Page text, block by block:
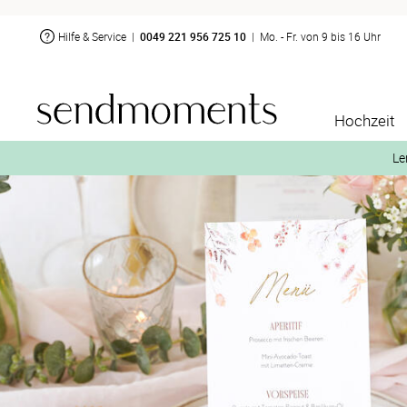
Hilfe & Service | 0049 221 956 725 10 | Mo. - Fr. von 9 bis 16 Uhr
Hochzeit
2. Aktiviere